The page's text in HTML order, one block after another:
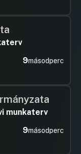
9másodperc
munkaterv
9másodperc